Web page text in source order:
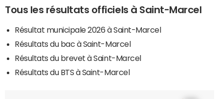
Tous les résultats officiels à Saint-Marcel
Résultat municipale 2026 à Saint-Marcel
Résultats du bac à Saint-Marcel
Résultats du brevet à Saint-Marcel
Résultats du BTS à Saint-Marcel